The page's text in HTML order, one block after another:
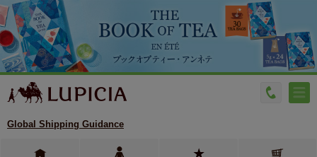
Global Shipping Guidance